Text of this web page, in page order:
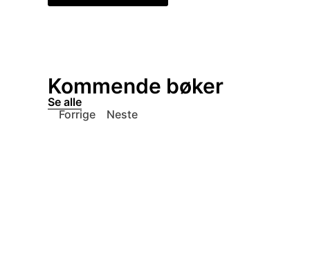
Kommende bøker
Se alle
Forrige
Neste